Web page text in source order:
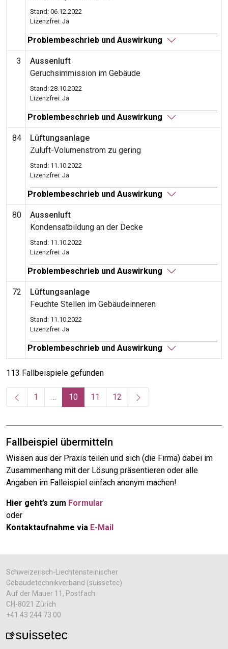
Stand: 06.12.2022
Lizenzfrei: Ja
Problembeschrieb und Auswirkung
3
Aussenluft
Geruchsimmission im Gebäude
Stand: 28.10.2022
Lizenzfrei: Ja
Problembeschrieb und Auswirkung
84
Lüftungsanlage
Zuluft-Volumenstrom zu gering
Stand: 11.10.2022
Lizenzfrei: Ja
Problembeschrieb und Auswirkung
80
Aussenluft
Kondensatbildung an der Decke
Stand: 11.10.2022
Lizenzfrei: Ja
Problembeschrieb und Auswirkung
72
Lüftungsanlage
Feuchte Stellen im Gebäudeinneren
Stand: 11.10.2022
Lizenzfrei: Ja
Problembeschrieb und Auswirkung
1 … 10 (current)
11 12
113 Fallbeispiele gefunden
Fallbeispiel übermitteln
Wissen aus der Praxis teilen und sich (die Firma) dabei im
Zusammenhang mit der Lösung präsentieren oder alle
Angaben im Falleispiel einfach anonym machen!
Hier geht’s zum Formular
oder
Kontaktaufnahme via E-Mail
Schweizerisch-Liechtensteinischer
Gebäudetechnikverband (suissetec)
Auf der Mauer 11, Postfach
CH-8021 Zürich
+41 43 244 73 00